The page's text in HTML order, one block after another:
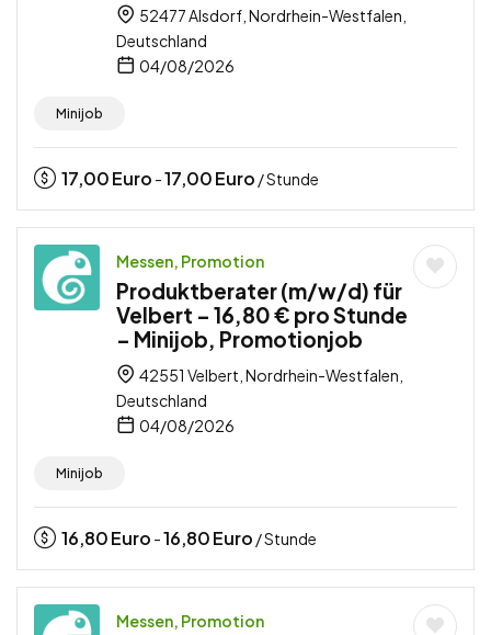
52477 Alsdorf, Nordrhein-Westfalen,
Deutschland
04/08/2026
Minijob
17,00Euro -17,00Euro / Stunde
Messen, Promotion
Produktberater (m/w/d) für
Velbert – 16,80 € pro Stunde
– Minijob, Promotionjob
42551 Velbert, Nordrhein-Westfalen,
Deutschland
04/08/2026
Minijob
16,80Euro -16,80Euro / Stunde
Messen, Promotion